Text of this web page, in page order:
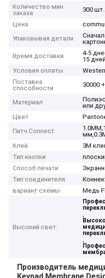
Количество мин
заказа
300 шт.
Цена
Упаковывая детали
Время доставки
4-5
15
Условия оплаты
Поставка
способности
30000
Материал
или
Цвет
Питч Connect
Клей
3M
Тип кнопки
Способ печати
Тип соединителя
вариант схемы
Медь
Высокий свет:
,
,
Производитель